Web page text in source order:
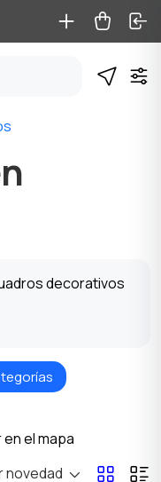
decorativos
de
el mapa
novedad